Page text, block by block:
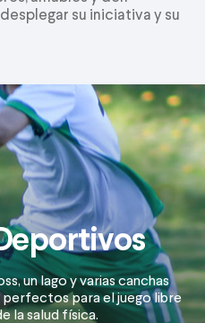
su iniciativa y su
un lago y varias canchas
para el juego libre
la salud física.